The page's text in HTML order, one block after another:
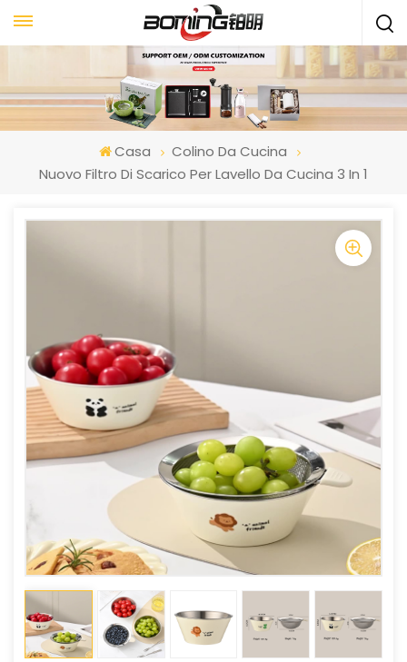
Casa
Colino Da Cucina
Nuovo Filtro Di Scarico Per Lavello Da Cucina 3 In 1